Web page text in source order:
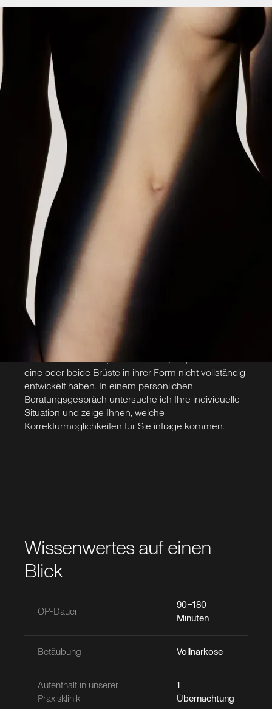
Schlauchbrust, führen. Wenn Sie sich damit
sehr unwohl und eingeschränkt in Ihrer
Lebensgestaltung fühlen, können Sie gerne
mit mir einen Termin vereinbaren, um über
Ihre Vorstellungen und Wünsche zu
sprechen.
In meiner Praxisklinik für Plastische und
Ästhetische Chirurgie in München biete ich
Ihnen individuelle Korrekturverfahren, die
Ihre Brüste harmonisch aneinander
angleichen – für ein natürliches Ergebnis
und ein neues Körpergefühl.
Was ist Brustasymmetrie?
Unter Brustasymmetrie versteht man einen
sichtbaren Unterschied zwischen beiden Brüsten – in
Größe, Form, Position der Brustwarze oder einer
Kombination aus allem. Ein gewisses Maß an
Asymmetrie ist vollkommen normal und bei nahezu
jeder Frau vorhanden. Von einer korrekturbedürftigen
Brustasymmetrie spricht man, wenn der Unterschied
so ausgeprägt ist, dass er als störend empfunden
wird und die Lebensqualität beeinträchtigt.
Die Ursachen sind vielfältig: Genetische Veranlagung,
Störungen in der Brustentwicklung während der
Pubertät, hormonelle Veränderungen,
Schwangerschaft und Stillzeit oder
Gewichtsschwankungen können eine Asymmetrie
verursachen oder verstärken. In manchen Fällen liegt
eine tubuläre Brust (Schlauchbrust) vor, bei der sich
eine oder beide Brüste in ihrer Form nicht vollständig
entwickelt haben. In einem persönlichen
Beratungsgespräch untersuche ich Ihre individuelle
Situation und zeige Ihnen, welche
Korrekturmöglichkeiten für Sie infrage kommen.
Wissenwertes auf einen
Blick
OP-Dauer
90–180
Minuten
Betäubung Vollnarkose
Aufenthalt in unserer
Praxisklinik
1
Übernachtung